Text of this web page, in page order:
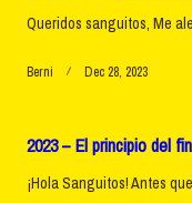
Queridos sanguitos, Me
Berni Dec 28, 2023
2023 – El principio del
¡Hola Sanguitos! Antes